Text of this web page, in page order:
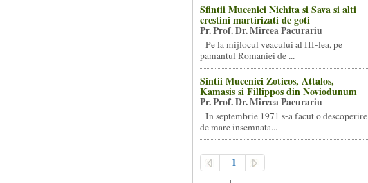
Sfintii Mucenici Nichita si Sava si alti
crestini martirizati de goti
Pr. Prof. Dr. Mircea Pacurariu
Pe la mijlocul veacului al III-lea, pe
pamantul Romaniei de ...
Sintii Mucenici Zoticos, Attalos,
Kamasis si Fillippos din Noviodunum
Pr. Prof. Dr. Mircea Pacurariu
In septembrie 1971 s-a facut o descoperire
de mare insemnata...
1